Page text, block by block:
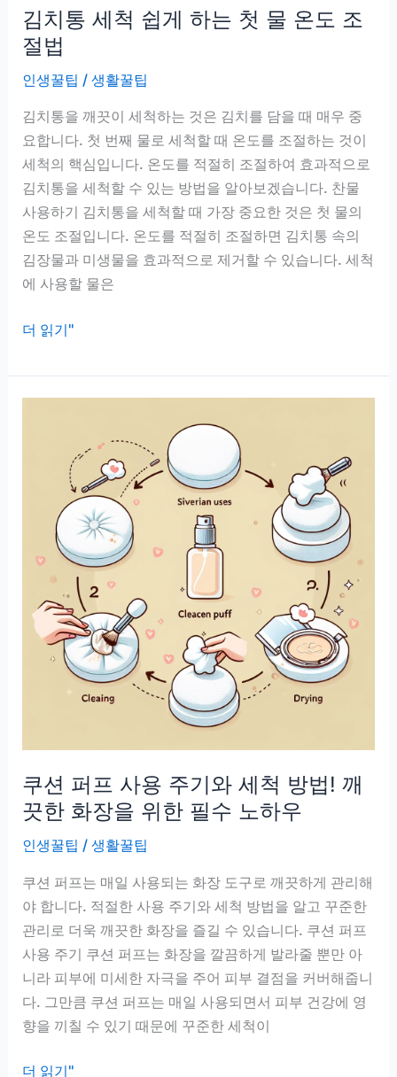
리
노
우
김치통 세척 쉽게 하는 첫 물 온도 조
절법
인생꿀팁 /생활꿀팁
김치통을 깨끗이 세척하는 것은 김치를 담을 때 매우 중
요합니다. 첫 번째 물로 세척할 때 온도를 조절하는 것이
세척의 핵심입니다. 온도를 적절히 조절하여 효과적으로
김치통을 세척할 수 있는 방법을 알아보겠습니다. 찬물
사용하기 김치통을 세척할 때 가장 중요한 것은 첫 물의
온도 조절입니다. 온도를 적절히 조절하면 김치통 속의
김장물과 미생물을 효과적으로 제거할 수 있습니다. 세척
에 사용할 물은
김
통
세
도
더 읽기"
쿠션 퍼프 사용 주기와 세척 방법! 깨
끗한 화장을 위한 필수 노하우
인생꿀팁 /생활꿀팁
쿠션 퍼프는 매일 사용되는 화장 도구로 깨끗하게 관리해
야 합니다. 적절한 사용 주기와 세척 방법을 알고 꾸준한
관리로 더욱 깨끗한 화장을 즐길 수 있습니다. 쿠션 퍼프
사용 주기 쿠션 퍼프는 화장을 깔끔하게 발라줄 뿐만 아
니라 피부에 미세한 자극을 주어 피부 결점을 커버해줍니
다. 그만큼 쿠션 퍼프는 매일 사용되면서 피부 건강에 영
향을 끼칠 수 있기 때문에 꾸준한 세척이
쿠
더 읽기"